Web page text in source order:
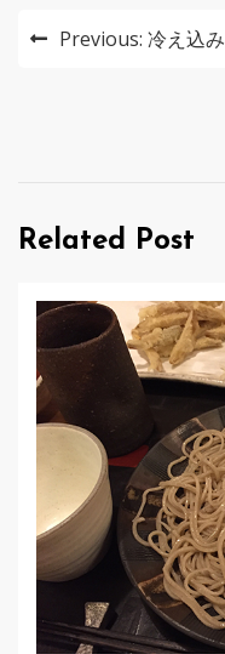
投
ー
ョ
ン
Previous: 冷え込み
Related Post